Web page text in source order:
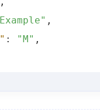
,
: "M" ,